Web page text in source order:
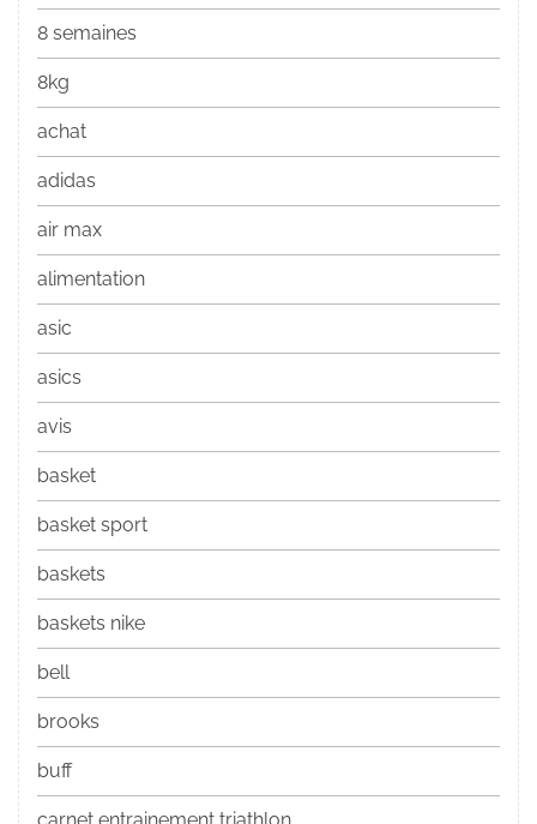
8 semaines
8kg
achat
adidas
air max
alimentation
asic
asics
avis
basket
basket sport
baskets
baskets nike
bell
brooks
buff